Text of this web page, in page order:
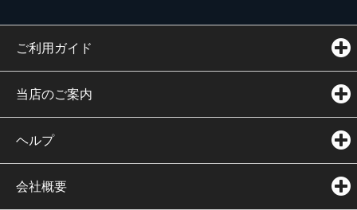
ご利用ガイド
当店のご案内
ヘルプ
会社概要